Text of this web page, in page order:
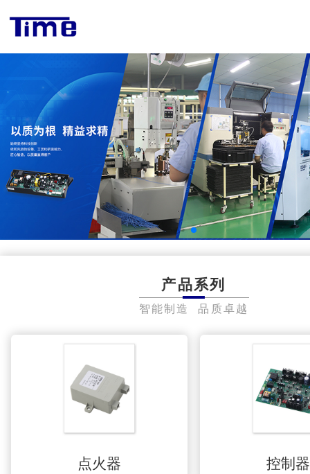
产品系列
智能制造 品质卓越
点火器 控制器